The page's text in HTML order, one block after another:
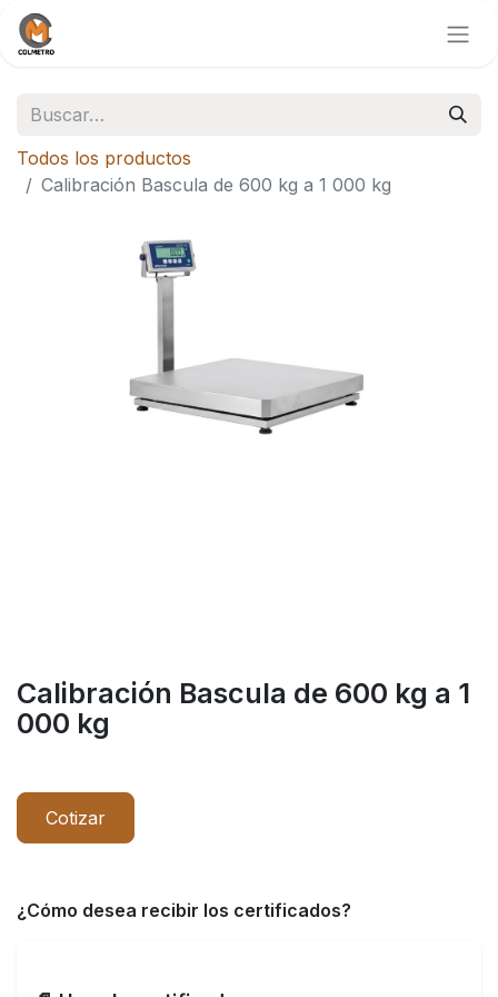
Todos los productos
Calibración Bascula de 600 kg a 1 000 kg
Calibración Bascula de 600 kg a 1
000 kg
Cotizar
¿Cómo desea recibir los certificados?